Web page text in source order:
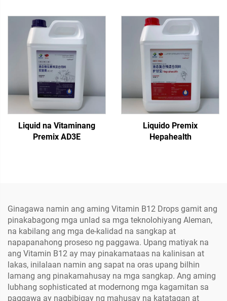
Liquid na Vitaminang
Premix AD3E
Liquido Premix
Hepahealth
Ginagawa namin ang aming Vitamin B12 Drops gamit ang
pinakabagong mga unlad sa mga teknolohiyang Aleman,
na kabilang ang mga de-kalidad na sangkap at
napapanahong proseso ng paggawa. Upang matiyak na
ang Vitamin B12 ay may pinakamataas na kalinisan at
lakas, inilalaan namin ang sapat na oras upang bilhin
lamang ang pinakamahusay na mga sangkap. Ang aming
lubhang sophisticated at modernong mga kagamitan sa
paggawa ay nagbibigay ng mahusay na katatagan at